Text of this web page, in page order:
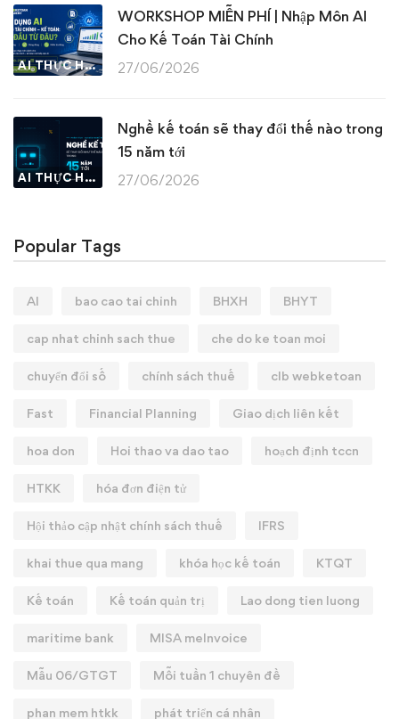
AI THỰC HÀNH
WORKSHOP MIỄN PHÍ | Nhập Môn AI
Cho Kế Toán Tài Chính
27/06/2026
AI THỰC HÀNH
Nghề kế toán sẽ thay đổi thế nào trong
15 năm tới
27/06/2026
Popular Tags
AI bao cao tai chinh BHXH BHYT
cap nhat chinh sach thue che do ke toan moi
chuyển đổi số chính sách thuế clb webketoan
Fast Financial Planning Giao dịch liên kết
hoa don Hoi thao va dao tao hoạch định tccn
HTKK hóa đơn điện tử
Hội thảo cập nhật chính sách thuế IFRS
khai thue qua mang khóa học kế toán KTQT
Kế toán Kế toán quản trị Lao dong tien luong
maritime bank MISA meInvoice
Mẫu 06/GTGT Mỗi tuần 1 chuyên đề
phan mem htkk phát triển cá nhân